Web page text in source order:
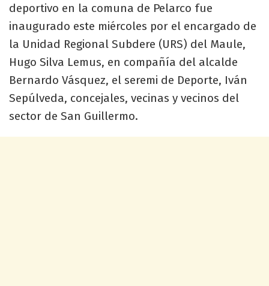
deportivo en la comuna de Pelarco fue
inaugurado este miércoles por el encargado de
la Unidad Regional Subdere (URS) del Maule,
Hugo Silva Lemus, en compañía del alcalde
Bernardo Vásquez, el seremi de Deporte, Iván
Sepúlveda, concejales, vecinas y vecinos del
sector de San Guillermo.